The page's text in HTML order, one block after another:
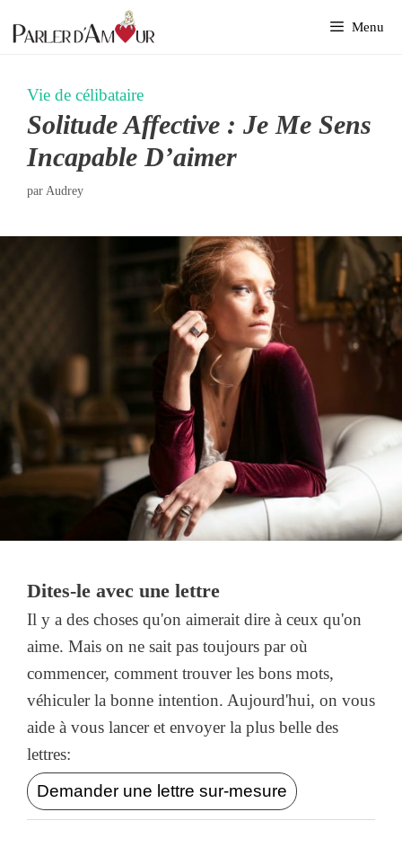
au
Menu
Vie de célibataire
Solitude Affective : Je Me Sens
Incapable D’aimer
par Audrey
Dites-le avec une lettre
Il y a des choses qu'on aimerait dire à ceux qu'on
aime. Mais on ne sait pas toujours par où
commencer, comment trouver les bons mots,
véhiculer la bonne intention. Aujourd'hui, on vous
aide à vous lancer et envoyer la plus belle des
lettres:
Demander une lettre sur-mesure